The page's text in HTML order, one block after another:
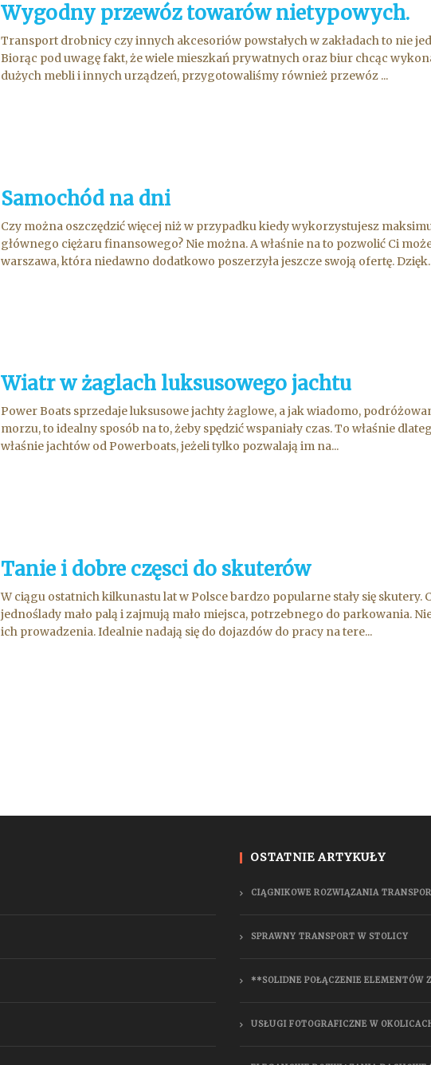
Wygodny przewóz towarów nietypowych.
Transport drobnicy czy innych akcesoriów powstałych w zakładach to nie
Biorąc pod uwagę fakt, że wiele mieszkań prywatnych oraz biur chcąc
dużych mebli i innych urządzeń, przygotowaliśmy również przewóz ...
Samochód na dni
Czy można oszczędzić więcej niż w przypadku kiedy wykorzystujesz
głównego ciężaru finansowego? Nie można. A właśnie na to pozwolić Ci
warszawa, która niedawno dodatkowo poszerzyła jeszcze swoją ofertę.
Wiatr w żaglach luksusowego jachtu
Power Boats sprzedaje luksusowe jachty żaglowe, a jak wiadomo,
morzu, to idealny sposób na to, żeby spędzić wspaniały czas. To właśnie
właśnie jachtów od Powerboats, jeżeli tylko pozwalają im na...
Tanie i dobre częsci do skuterów
W ciągu ostatnich kilkunastu lat w Polsce bardzo popularne stały się skutery.
jednoślady mało palą i zajmują mało miejsca, potrzebnego do parkowania.
ich prowadzenia. Idealnie nadają się do dojazdów do pracy na tere...
OSTATNIE ARTYKUŁY
CIĄGNIKOWE ROZWIĄZANIA
SPRAWNY TRANSPORT W STOLICY
**SOLIDNE POŁĄCZENIE ELEMENTÓW
USŁUGI FOTOGRAFICZNE W